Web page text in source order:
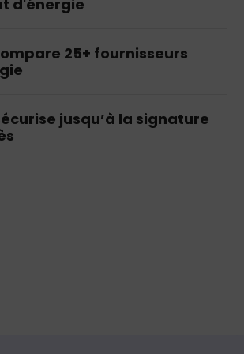
d'énergie
25+ fournisseurs
jusqu’à la signature